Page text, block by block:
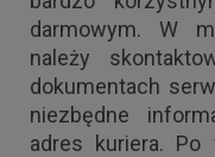
darmowym. W
należy
dokumentach
niezbędne
adres kuriera. Po